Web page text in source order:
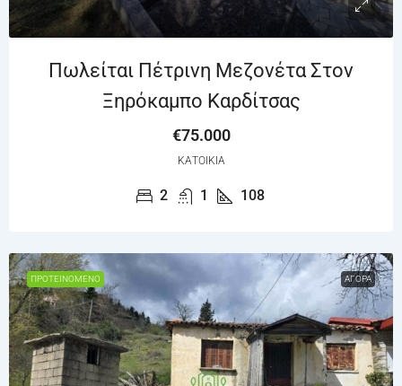
Πωλείται Πέτρινη Μεζονέτα Στον
Ξηρόκαμπο Καρδίτσας
€75.000
ΚΑΤΟΙΚΊΑ
2 1 108
ΠΡΟΤΕΙΝΌΜΕΝΟ ΑΓΟΡΆ